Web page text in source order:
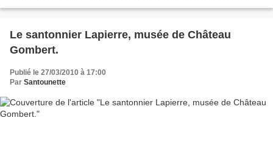
Le santonnier Lapierre, musée de Château
Gombert.
Publié le 27/03/2010 à 17:00
Par Santounette